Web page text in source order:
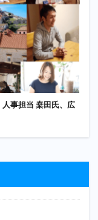
事担当 桒田氏、広